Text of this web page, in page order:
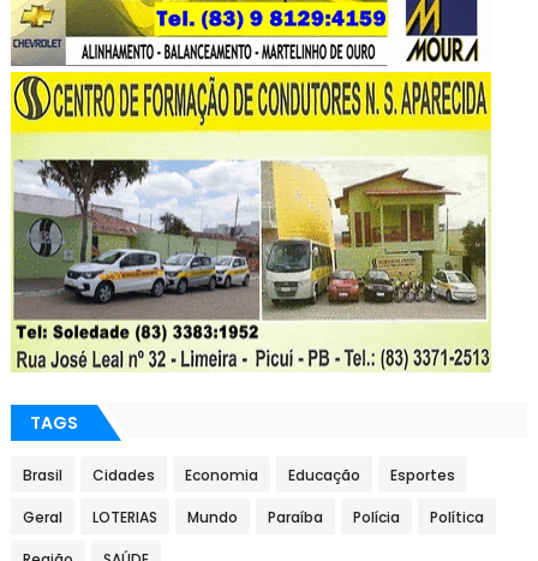
TAGS
Brasil Cidades Economia Educação Esportes
Geral LOTERIAS Mundo Paraíba Polícia Política